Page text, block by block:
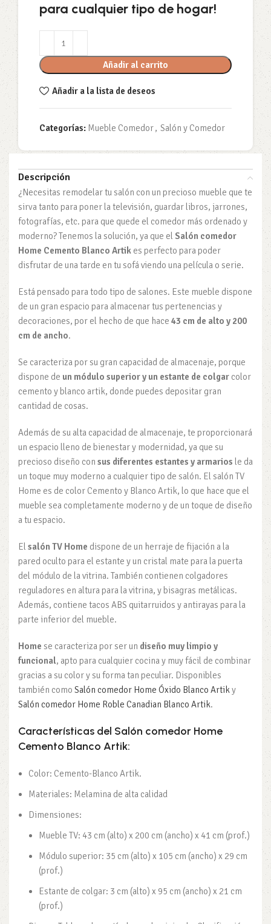
para cualquier tipo de hogar!
Añadir al carrito
Añadir a la lista de deseos
Categorías: Mueble Comedor, Salón y Comedor
Descripción
¿Necesitas remodelar tu salón con un precioso mueble que te
sirva tanto para poner la televisión, guardar libros, jarrones,
fotografías, etc. para que quede el comedor más ordenado y
moderno? Tenemos la solución, ya que elSalón comedor
Home Cemento Blanco Artik es perfecto para poder
disfrutar de una tarde en tu sofá viendo una película o serie.
Está pensado para todo tipo de salones. Este mueble dispone
de un gran espacio para almacenar tus pertenencias y
decoraciones, por el hecho de que hace 43 cm de alto y 200
cm de ancho.
Se caracteriza por su gran capacidad de almacenaje, porque
dispone de un módulo superior y un estante de colgar color
cemento y blanco artik, donde puedes depositar gran
cantidad de cosas.
Además de su alta capacidad de almacenaje, te proporcionará
un espacio lleno de bienestar y modernidad, ya que su
precioso diseño con sus diferentes estantes y armarios le da
un toque muy moderno a cualquier tipo de salón. El salón TV
Home es de color Cemento y Blanco Artik, lo que hace que el
mueble sea completamente moderno y de un toque de diseño
a tu espacio.
Elsalón TV Home dispone de un herraje de fijación a la
pared oculto para el estante y un cristal mate para la puerta
del módulo de la vitrina. También contienen colgadores
reguladores en altura para la vitrina, y bisagras metálicas.
Además, contiene tacos ABS quitarruidos y antirayas para la
parte inferior del mueble.
Home se caracteriza por ser un diseño muy limpio y
funcional, apto para cualquier cocina y muy fácil de combinar
gracias a su color y su forma tan peculiar. Disponibles
también como Salón comedor Home Óxido Blanco Artiky
Salón comedor Home Roble Canadian Blanco Artik.
Características del Salón comedor Home
Cemento Blanco Artik:
Color: Cemento-Blanco Artik.
Materiales: Melamina de alta calidad
Dimensiones:
Mueble TV: 43 cm (alto) x 200 cm (ancho) x 41 cm (prof.)
Módulo superior: 35 cm (alto) x 105 cm (ancho) x 29 cm
(prof.)
Estante de colgar: 3 cm (alto) x 95 cm (ancho) x 21 cm
(prof.)